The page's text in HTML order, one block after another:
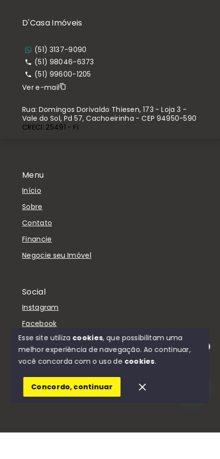
Olá! Estamos disponíveis para te ajudar.
Menu
Início
Sobre
Contato
Financie
Negocie seu Imóvel
Social
Instagram
Facebook
© Copyright 2026 - D'Casa Imóveis - Todos os
SITE PARA IMOBILIARIA
D'Casa Imóveis
(51) 3137-9090
(51) 98046-6373
(51) 99600-1205
Ver e-mail
Rua: Domingos Dorivaldo Thiesen, 173 - Loja 3 -
Vale do Sol, Pd 57, Cachoeirinha - CEP 94950-590
CRECI: 25491 - FI
Esse site utiliza cookies, que possibilitam uma
melhor experiência de navegação.Ao continuar,
você concorda com o uso de cookies.
Concordo, continuar